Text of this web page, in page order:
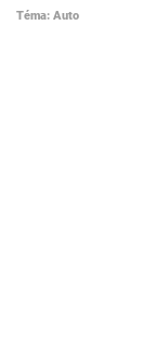
Téma: Auto